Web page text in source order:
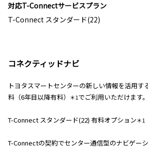
対応T-Connectサービスプラン
T-Connect スタンダード(22)
コネクティッドナビ
トヨタスマートセンターの新しい情報を活用す
料（6年目以降有料）
＊1でご利用いただけます。
T-Connect スタンダード(22) 有料オプション＊1
T-Connectの契約でセンター通信型のナビゲー